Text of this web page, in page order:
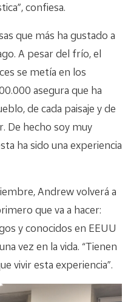
confiesa.
que más ha gustado a
A pesar del frío, el
se metía en los
asegura que ha
de cada paisaje y de
De hecho soy muy
ha sido una experiencia
Andrew volverá a
que va a hacer:
y conocidos en EEUU
vez en la vida. “Tienen
vivir esta experiencia”.